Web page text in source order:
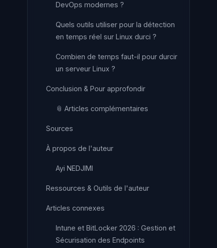
DevOps modernes ?
Quels outils utiliser pour la détection
en temps réel sur Linux durci ?
Combien de temps faut-il pour durcir
un serveur Linux ?
Conclusion & Pour approfondir
📎 Articles complémentaires
Sources
À propos de l'auteur
Ayi NEDJIMI
Ressources & Outils de l'auteur
Articles connexes
Intune et BitLocker 2026 : Gestion et
Sécurisation des Endpoints